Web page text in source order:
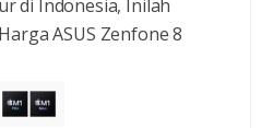
di Indonesia, Inilah
ASUS Zenfone 8